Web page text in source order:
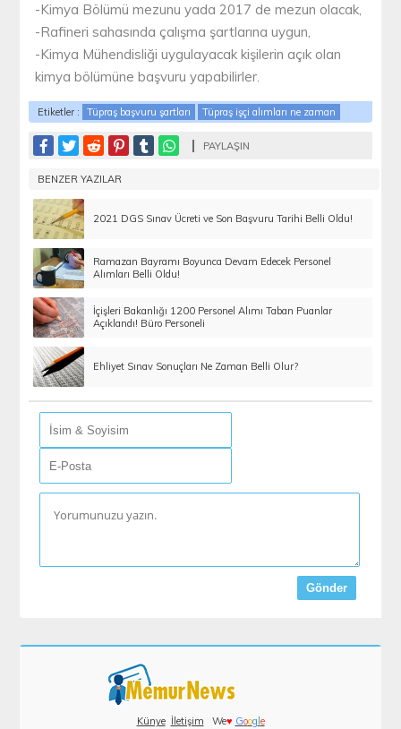
-Kimya Bölümü mezunu yada 2017 de mezun olacak,
-Rafineri sahasında çalışma şartlarına uygun,
-Kimya Mühendisliği uygulayacak kişilerin açık olan
kimya bölümüne başvuru yapabilirler.
Etiketler : Tüpraş başvuru şartları Tüpraş işçi alımları ne zaman
PAYLAŞIN
BENZER YAZILAR
2021 DGS Sınav Ücreti ve Son Başvuru Tarihi Belli Oldu!
Ramazan Bayramı Boyunca Devam Edecek Personel
Alımları Belli Oldu!
İçişleri Bakanlığı 1200 Personel Alımı Taban Puanlar
Açıklandı! Büro Personeli
Ehliyet Sınav Sonuçları Ne Zaman Belli Olur?
Künye İletişim We♥ Goog e